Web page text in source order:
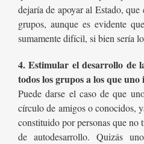
dejaría de apoyar al Estado,
grupos, aunque es evidente
sumamente difícil, si bien sería
4. Estimular el desarrollo de
todos los grupos a los que
Puede darse el caso de que
círculo de amigos o conocidos,
constituido por personas que
de autodesarrollo. Quizás